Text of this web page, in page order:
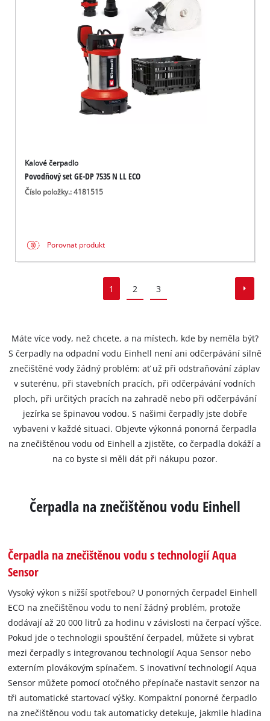
Kalové čerpadlo
Povodňový set GE-DP 7535 N LL ECO
Číslo položky.: 4181515
Porovnat produkt
1 2 3
Máte více vody, než chcete, a na místech, kde by neměla být?
S čerpadly na odpadní vodu Einhell není ani odčerpávání silně
znečištěné vody žádný problém: ať už při odstraňování záplav
v suterénu, při stavebních pracích, při odčerpávání vodních
ploch, při určitých pracích na zahradě nebo při odčerpávání
jezírka se špinavou vodou. S našimi čerpadly jste dobře
vybaveni v každé situaci. Objevte výkonná ponorná čerpadla
na znečištěnou vodu od Einhell a zjistěte, co čerpadla dokáží a
na co byste si měli dát při nákupu pozor.
Čerpadla na znečištěnou vodu Einhell
Čerpadla na znečištěnou vodu s technologií Aqua
Sensor
Vysoký výkon s nižší spotřebou? U ponorných čerpadel Einhell
ECO na znečištěnou vodu to není žádný problém, protože
dodávají až 20 000 litrů za hodinu v závislosti na čerpací výšce.
Pokud jde o technologii spouštění čerpadel, můžete si vybrat
mezi čerpadly s integrovanou technologií Aqua Sensor nebo
externím plovákovým spínačem. S inovativní technologií Aqua
Sensor můžete pomocí otočného přepínače nastavit senzor na
tři automatické startovací výšky. Kompaktní ponorné čerpadlo
na znečištěnou vodu tak automaticky detekuje, jakmile hladina